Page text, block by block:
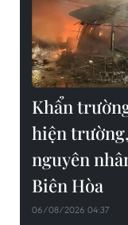
Khẩn
hiện
nguyên
Biên Hòa
06/08/2026 04:37